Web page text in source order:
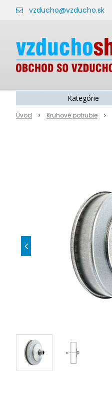
vzducho@vzducho.sk
Úvod Kruhové potrubie
Kategórie